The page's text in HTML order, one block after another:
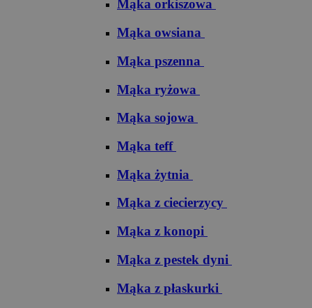
Mąka orkiszowa
Mąka owsiana
Mąka pszenna
Mąka ryżowa
Mąka sojowa
Mąka teff
Mąka żytnia
Mąka z ciecierzycy
Mąka z konopi
Mąka z pestek dyni
Mąka z płaskurki